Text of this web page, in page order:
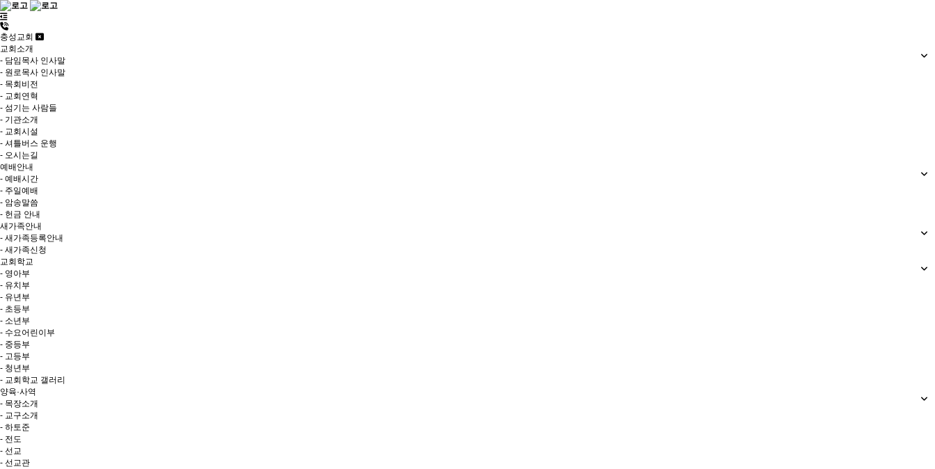
충성교회
교회소개
- 담임목사 인사말
- 원로목사 인사말
- 목회비전
- 교회연혁
- 섬기는 사람들
- 기관소개
- 교회시설
- 셔틀버스 운행
- 오시는길
예배안내
- 예배시간
- 주일예배
- 암송말씀
- 헌금 안내
새가족안내
- 새가족등록안내
- 새가족신청
교회학교
- 영아부
- 유치부
- 유년부
- 초등부
- 소년부
- 수요어린이부
- 중등부
- 고등부
- 청년부
- 교회학교 갤러리
양육·사역
- 목장소개
- 교구소개
- 하토준
- 전도
- 선교
- 선교관